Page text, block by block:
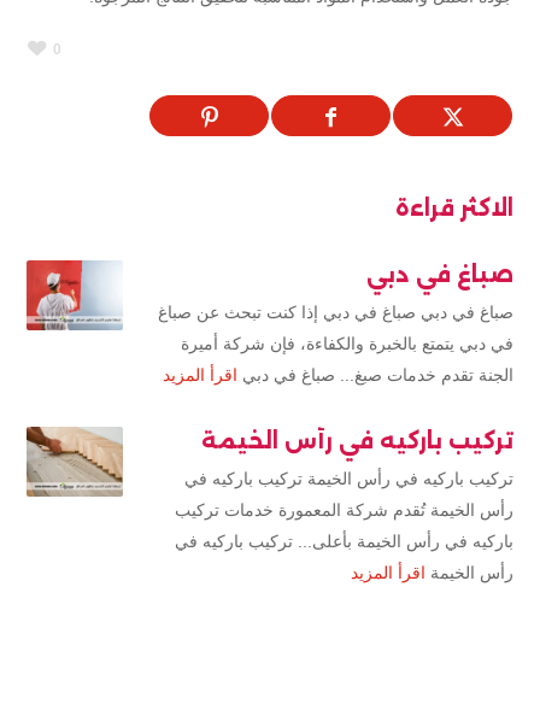
0
الاكثر قراءة
صباغ في دبي
صباغ في دبي صباغ في دبي إذا كنت تبحث عن صباغ
في دبي يتمتع بالخبرة والكفاءة، فإن شركة أميرة
الجنة تقدم خدمات صبغ... صباغ في دبي اقرأ المزيد
تركيب باركيه في رأس الخيمة
تركيب باركيه في رأس الخيمة تركيب باركيه في
رأس الخيمة تُقدم شركة المعمورة خدمات تركيب
باركيه في رأس الخيمة بأعلى... تركيب باركيه في
رأس الخيمة اقرأ المزيد